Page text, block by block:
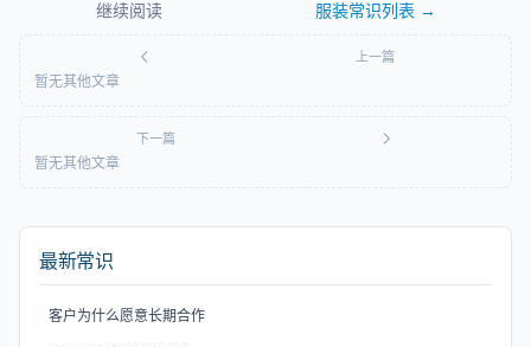
继续阅读 服装常识列表 →
上一篇
暂无其他文章
下一篇
暂无其他文章
最新常识
客户为什么愿意长期合作